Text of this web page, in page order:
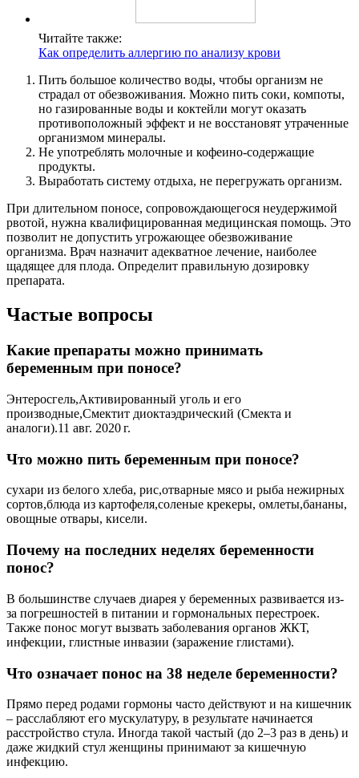
Читайте также:
Как определить аллергию по анализу крови
Пить большое количество воды, чтобы организм не
страдал от обезвоживания. Можно пить соки, компоты,
но газированные воды и коктейли могут оказать
противоположный эффект и не восстановят утраченные
организмом минералы.
Не употреблять молочные и кофеино-содержащие
продукты.
Выработать систему отдыха, не перегружать организм.
При длительном поносе, сопровождающегося неудержимой
рвотой, нужна квалифицированная медицинская помощь. Это
позволит не допустить угрожающее обезвоживание
организма. Врач назначит адекватное лечение, наиболее
щадящее для плода. Определит правильную дозировку
препарата.
Частые вопросы
Какие препараты можно принимать
беременным при поносе?
Энтеросгель,Активированный уголь и его
производные,Смектит диоктаэдрический (Смекта и
аналоги).11 авг. 2020 г.
Что можно пить беременным при поносе?
сухари из белого хлеба, рис,отварные мясо и рыба нежирных
сортов,блюда из картофеля,соленые крекеры, омлеты,бананы,
овощные отвары, кисели.
Почему на последних неделях беременности
понос?
В большинстве случаев диарея у беременных развивается из-
за погрешностей в питании и гормональных перестроек.
Также понос могут вызвать заболевания органов ЖКТ,
инфекции, глистные инвазии (заражение глистами).
Что означает понос на 38 неделе беременности?
Прямо перед родами гормоны часто действуют и на кишечник
– расслабляют его мускулатуру, в результате начинается
расстройство стула. Иногда такой частый (до 2–3 раз в день) и
даже жидкий стул женщины принимают за кишечную
инфекцию.